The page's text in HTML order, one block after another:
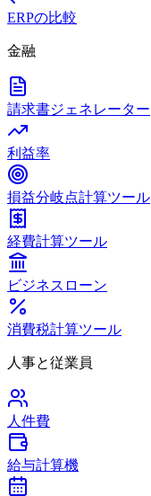
ERPの比較
金融
請求書ジェネレーター
利益率
損益分岐点計算ツール
経費計算ツール
ビジネスローン
消費税計算ツール
人事と従業員
人件費
給与計算機